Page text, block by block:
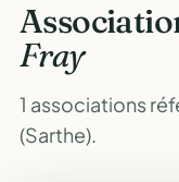
Fray
1 associations
(Sarthe).